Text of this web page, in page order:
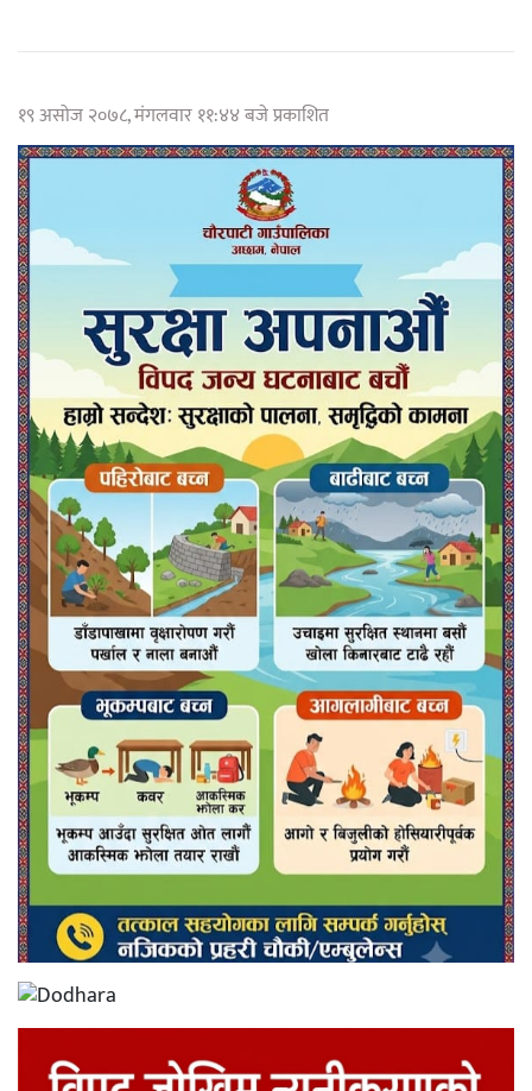
१९ असोज २०७८, मंगलवार ११:४४ बजे प्रकाशित